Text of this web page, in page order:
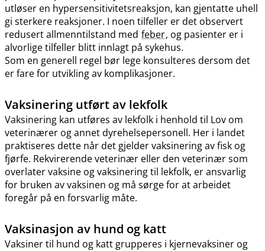
utløser en hypersensitivitetsreaksjon, kan gjentatte uhell
gi sterkere reaksjoner. I noen tilfeller er det observert
redusert allmenntilstand med feber, og pasienter er i
alvorlige tilfeller blitt innlagt på sykehus.
Som en generell regel bør lege konsulteres dersom det
er fare for utvikling av komplikasjoner.
Vaksinering utført av lekfolk
Vaksinering kan utføres av lekfolk i henhold til Lov om
veterinærer og annet dyrehelsepersonell. Her i landet
praktiseres dette når det gjelder vaksinering av fisk og
fjørfe. Rekvirerende veterinær eller den veterinær som
overlater vaksine og vaksinering til lekfolk, er ansvarlig
for bruken av vaksinen og må sørge for at arbeidet
foregår på en forsvarlig måte.
Vaksinasjon av hund og katt
Vaksiner til hund og katt grupperes i kjernevaksiner og